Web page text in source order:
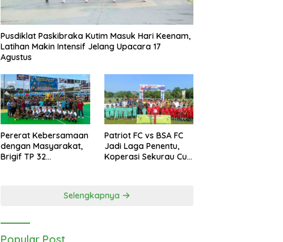
Pusdiklat Paskibraka Kutim Masuk Hari Keenam,
Latihan Makin Intensif Jelang Upacara 17
Agustus
Pererat Kebersamaan
dengan Masyarakat,
Brigif TP 32
Patriot FC vs BSA FC
Jadi Laga Penentu,
Koperasi Sekurau Cup
Selengkapnya